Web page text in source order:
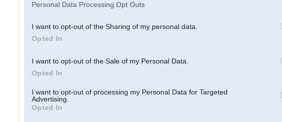
Personal Data Processing Opt Outs
I want to opt-out of the Sharing of my personal data.
Opted In
I want to opt-out of the Sale of my Personal Data.
Opted In
I want to opt-out of processing my Personal Data for Targeted
Advertising.
Opted In